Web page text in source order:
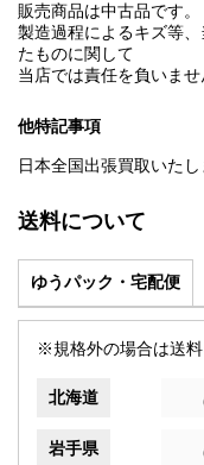
販売商品は中古品です。
製造過程によるキズ等
たものに関して
当店では責任を負いませ
他特記事項
日本全国出張買取いたし
送料について
ゆうパック・宅配便
※規格外の場合は送料
北海道
岩手県